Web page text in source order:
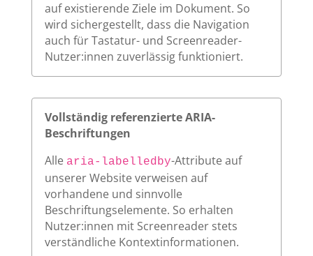
auf existierende Ziele im Dokument. So
wird sichergestellt, dass die Navigation
auch für Tastatur- und Screenreader-
Nutzer:innen zuverlässig funktioniert.
Vollständig referenzierte ARIA-
Beschriftungen
Alle aria-labelledby-Attribute auf
unserer Website verweisen auf
vorhandene und sinnvolle
Beschriftungselemente. So erhalten
Nutzer:innen mit Screenreader stets
verständliche Kontextinformationen.